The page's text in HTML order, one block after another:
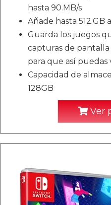
hasta 90.MB/s
Añade hasta 512.GB
Guarda los juegos
capturas de
para que así puedas
Capacidad de
128GB
Ver